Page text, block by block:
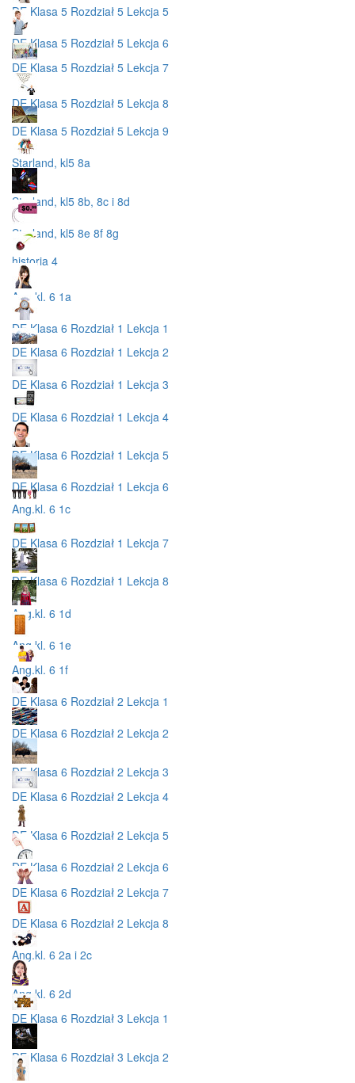
DE Klasa 5 Rozdział 5 Lekcja 5
DE Klasa 5 Rozdział 5 Lekcja 6
DE Klasa 5 Rozdział 5 Lekcja 7
DE Klasa 5 Rozdział 5 Lekcja 8
DE Klasa 5 Rozdział 5 Lekcja 9
Starland, kl5 8a
Starland, kl5 8b, 8c i 8d
Starland, kl5 8e 8f 8g
historia 4
Ang.kl. 6 1a
DE Klasa 6 Rozdział 1 Lekcja 1
DE Klasa 6 Rozdział 1 Lekcja 2
DE Klasa 6 Rozdział 1 Lekcja 3
DE Klasa 6 Rozdział 1 Lekcja 4
DE Klasa 6 Rozdział 1 Lekcja 5
DE Klasa 6 Rozdział 1 Lekcja 6
Ang.kl. 6 1c
DE Klasa 6 Rozdział 1 Lekcja 7
DE Klasa 6 Rozdział 1 Lekcja 8
Ang.kl. 6 1d
Ang.kl. 6 1e
Ang.kl. 6 1f
DE Klasa 6 Rozdział 2 Lekcja 1
DE Klasa 6 Rozdział 2 Lekcja 2
DE Klasa 6 Rozdział 2 Lekcja 3
DE Klasa 6 Rozdział 2 Lekcja 4
DE Klasa 6 Rozdział 2 Lekcja 5
DE Klasa 6 Rozdział 2 Lekcja 6
DE Klasa 6 Rozdział 2 Lekcja 7
DE Klasa 6 Rozdział 2 Lekcja 8
Ang.kl. 6 2a i 2c
Ang.kl. 6 2d
DE Klasa 6 Rozdział 3 Lekcja 1
DE Klasa 6 Rozdział 3 Lekcja 2